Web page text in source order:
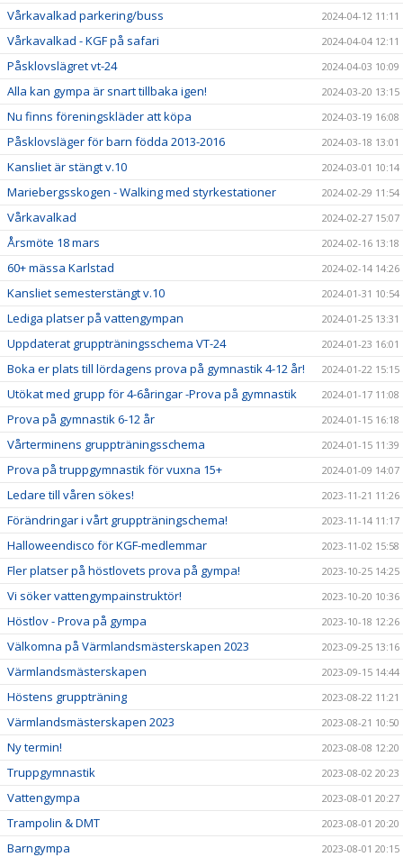
Vårkavalkad parkering/buss 2024-04-12 11:11
Vårkavalkad - KGF på safari 2024-04-04 12:11
Påsklovslägret vt-24 2024-04-03 10:09
Alla kan gympa är snart tillbaka igen! 2024-03-20 13:15
Nu finns föreningskläder att köpa 2024-03-19 16:08
Påsklovsläger för barn födda 2013-2016 2024-03-18 13:01
Kansliet är stängt v.10 2024-03-01 10:14
Mariebergsskogen - Walking med styrkestationer 2024-02-29 11:54
Vårkavalkad 2024-02-27 15:07
Årsmöte 18 mars 2024-02-16 13:18
60+ mässa Karlstad 2024-02-14 14:26
Kansliet semesterstängt v.10 2024-01-31 10:54
Lediga platser på vattengympan 2024-01-25 13:31
Uppdaterat gruppträningsschema VT-24 2024-01-23 16:01
Boka er plats till lördagens prova på gymnastik 4-12 år! 2024-01-22 15:15
Utökat med grupp för 4-6åringar -Prova på gymnastik 2024-01-17 11:08
Prova på gymnastik 6-12 år 2024-01-15 16:18
Vårterminens gruppträningsschema 2024-01-15 11:39
Prova på truppgymnastik för vuxna 15+ 2024-01-09 14:07
Ledare till våren sökes! 2023-11-21 11:26
Förändringar i vårt gruppträningschema! 2023-11-14 11:17
Halloweendisco för KGF-medlemmar 2023-11-02 15:58
Fler platser på höstlovets prova på gympa! 2023-10-25 14:25
Vi söker vattengympainstruktör! 2023-10-20 10:36
Höstlov - Prova på gympa 2023-10-18 12:26
Välkomna på Värmlandsmästerskapen 2023 2023-09-25 13:16
Värmlandsmästerskapen 2023-09-15 14:44
Höstens gruppträning 2023-08-22 11:21
Värmlandsmästerskapen 2023 2023-08-21 10:50
Ny termin! 2023-08-08 12:20
Truppgymnastik 2023-08-02 20:23
Vattengympa 2023-08-01 20:27
Trampolin & DMT 2023-08-01 20:20
Barngympa 2023-08-01 20:15